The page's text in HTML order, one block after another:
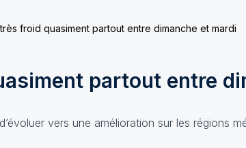
froid quasiment partout entre dimanche et mardi
partout entre
vers une amélioration sur les régions